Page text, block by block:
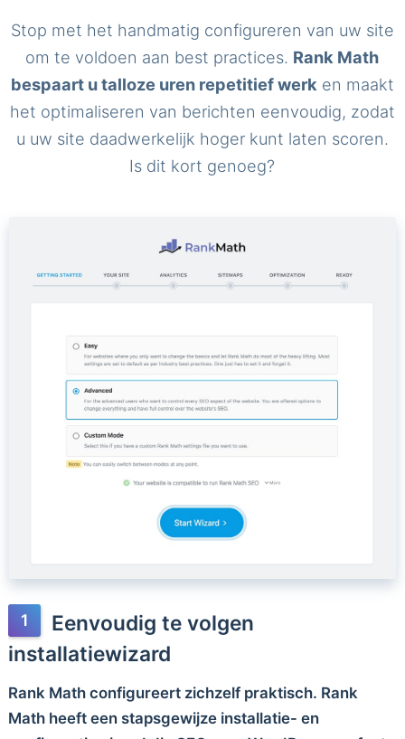
Stop met het handmatig configureren van uw site
om te voldoen aan best practices. Rank Math
bespaart u talloze uren repetitief werk en maakt
het optimaliseren van berichten eenvoudig, zodat
u uw site daadwerkelijk hoger kunt laten scoren.
Is dit kort genoeg?
Eenvoudig te volgen
installatiewizard
Rank Math configureert zichzelf praktisch. Rank
Math heeft een stapsgewijze installatie- en